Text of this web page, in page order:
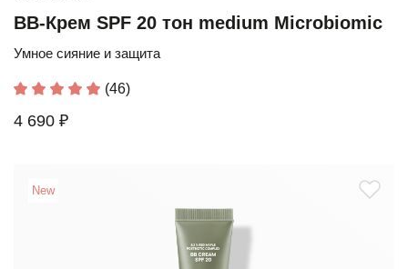
BB-Крем SPF 20 тон medium Microbiomic
Умное сияние и защита
(46)
4 690 ₽
New